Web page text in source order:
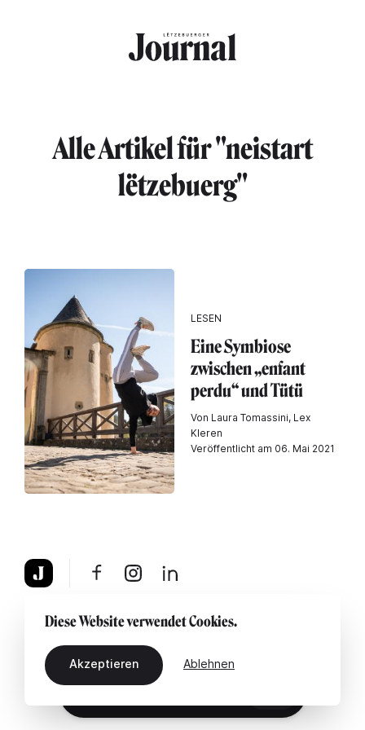
Alle Artikel für "neistart
lëtzebuerg"
LESEN
Eine Symbiose
zwischen „enfant
perdu“ und Tütü
Von Laura Tomassini, Lex
Kleren
Veröffentlicht am 06. Mai 2021
Über uns Rechtshinweis Kontaktiere uns
Diese Website verwendet Cookies.
Akzeptieren Ablehnen